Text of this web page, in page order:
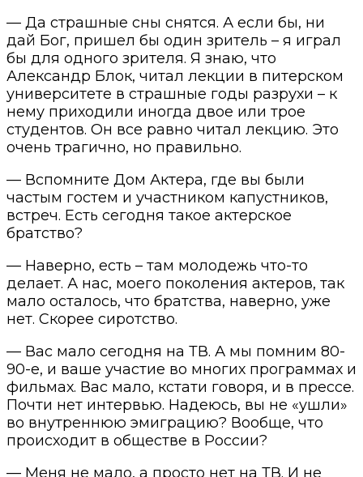
— Да страшные сны снятся. А если бы, ни
дай Бог, пришел бы один зритель – я играл
бы для одного зрителя. Я знаю, что
Александр Блок, читал лекции в питерском
университете в страшные годы разрухи – к
нему приходили иногда двое или трое
студентов. Он все равно читал лекцию. Это
очень трагично, но правильно.
— Вспомните Дом Актера, где вы были
частым гостем и участником капустников,
встреч. Есть сегодня такое актерское
братство?
— Наверно, есть – там молодежь что-то
делает. А нас, моего поколения актеров, так
мало осталось, что братства, наверно, уже
нет. Скорее сиротство.
— Вас мало сегодня на ТВ. А мы помним 80-
90-е, и ваше участие во многих программах и
фильмах. Вас мало, кстати говоря, и в прессе.
Почти нет интервью. Надеюсь, вы не «ушли»
во внутреннюю эмиграцию? Вообще, что
происходит в обществе в России?
— Меня не мало, а просто нет на ТВ. И не